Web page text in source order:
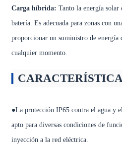
Carga híbrida: Tanto la energía solar
batería. Es adecuada para zonas con
proporcionar un suministro de energía
cualquier momento.
●La protección IP65 contra el agua y
apto para diversas condiciones de
inyección a la red eléctrica.